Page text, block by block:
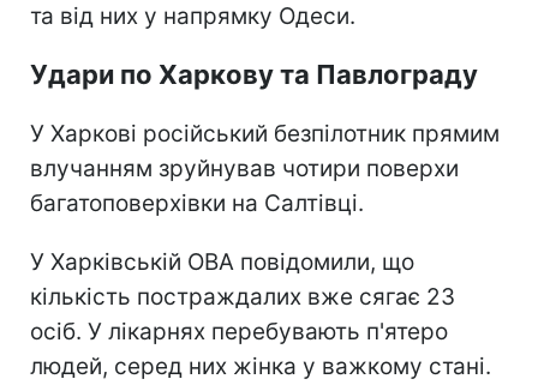
та від них у напрямку Одеси.
Удари по Харкову та Павлограду
У Харкові російський безпілотник прямим
влучанням зруйнував чотири поверхи
багатоповерхівки на Салтівці.
У Харківській ОВА повідомили, що
кількість постраждалих вже сягає 23
осіб. У лікарнях перебувають п'ятеро
людей, серед них жінка у важкому стані.